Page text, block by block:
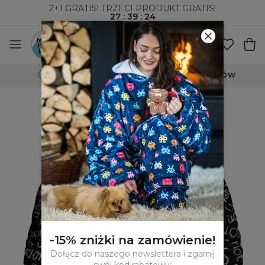
2+1 GRATIS! TRZECI PRODUKT GRATIS!
27 : 39 : 23
WYSYŁKA ZA POBRANIEM I DO PACZKOMATÓW
-15% zniżki na zamówienie!
Dołącz do naszego newslettera i zgarnij